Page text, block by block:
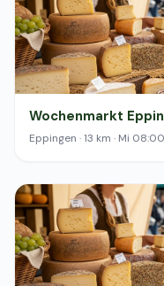
Wochenmarkt
Eppingen · 13 km · Mi